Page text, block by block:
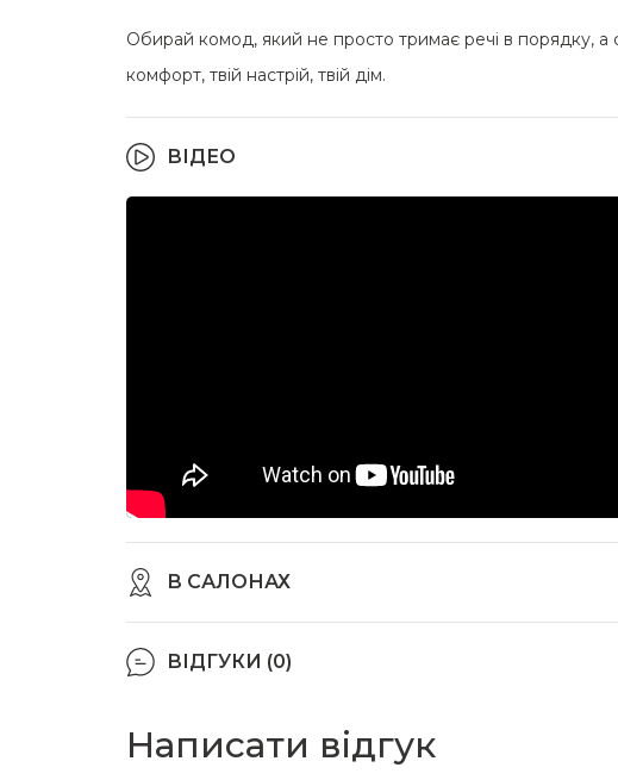
Обирай комод, який не просто тримає речі в порядку, а
комфорт, твій настрій, твій дім.
ВІДЕО
В САЛОНАХ
ВІДГУКИ (0)
Написати відгук